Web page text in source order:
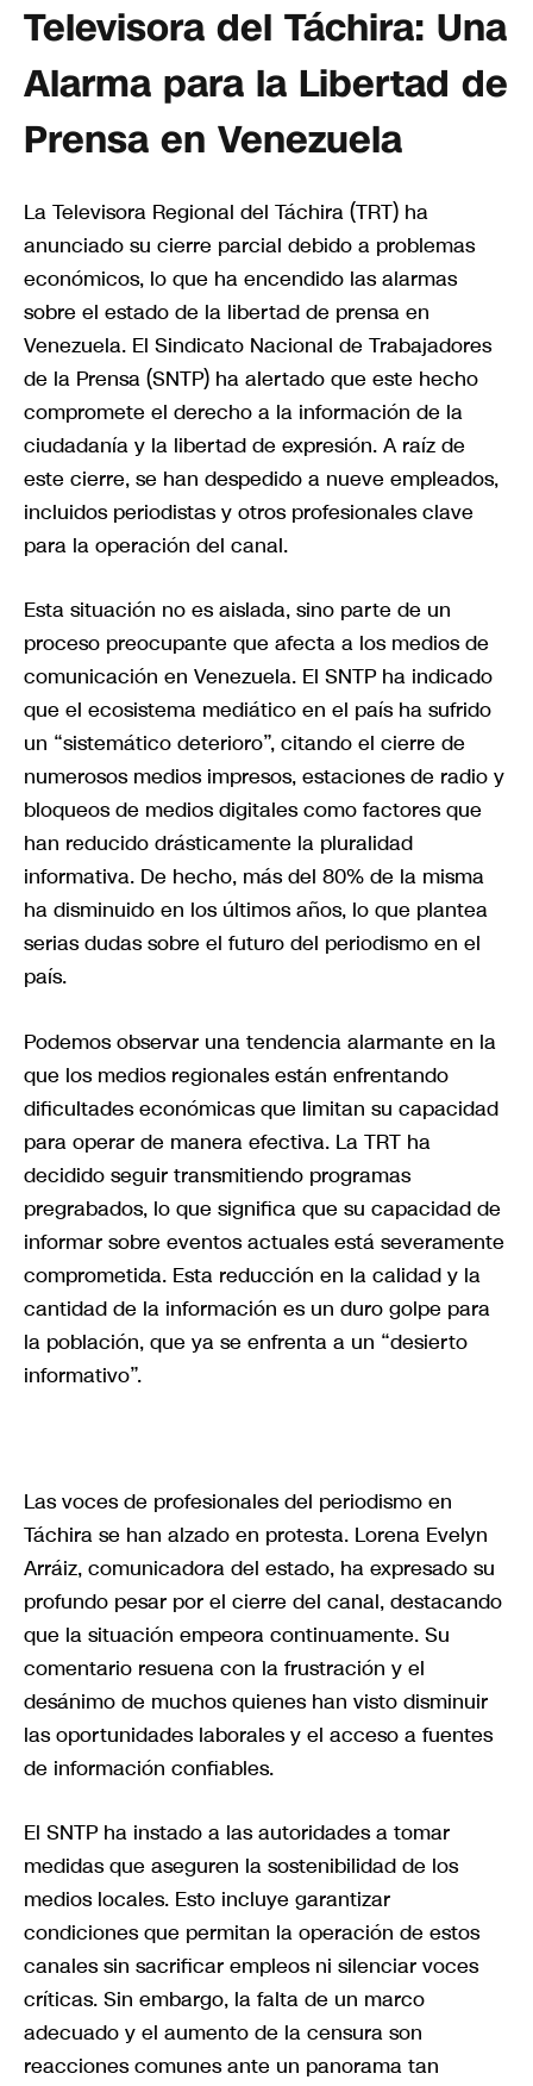
Televisora del Táchira: Una
Alarma para la Libertad de
Prensa en Venezuela
La Televisora Regional del Táchira (TRT) ha
anunciado su cierre parcial debido a problemas
económicos, lo que ha encendido las alarmas
sobre el estado de la libertad de prensa en
Venezuela. El Sindicato Nacional de Trabajadores
de la Prensa (SNTP) ha alertado que este hecho
compromete el derecho a la información de la
ciudadanía y la libertad de expresión. A raíz de
este cierre, se han despedido a nueve empleados,
incluidos periodistas y otros profesionales clave
para la operación del canal.
Esta situación no es aislada, sino parte de un
proceso preocupante que afecta a los medios de
comunicación en Venezuela. El SNTP ha indicado
que el ecosistema mediático en el país ha sufrido
un “sistemático deterioro”, citando el cierre de
numerosos medios impresos, estaciones de radio y
bloqueos de medios digitales como factores que
han reducido drásticamente la pluralidad
informativa. De hecho, más del 80% de la misma
ha disminuido en los últimos años, lo que plantea
serias dudas sobre el futuro del periodismo en el
país.
Podemos observar una tendencia alarmante en la
que los medios regionales están enfrentando
dificultades económicas que limitan su capacidad
para operar de manera efectiva. La TRT ha
decidido seguir transmitiendo programas
pregrabados, lo que significa que su capacidad de
informar sobre eventos actuales está severamente
comprometida. Esta reducción en la calidad y la
cantidad de la información es un duro golpe para
la población, que ya se enfrenta a un “desierto
informativo”.
Las voces de profesionales del periodismo en
Táchira se han alzado en protesta. Lorena Evelyn
Arráiz, comunicadora del estado, ha expresado su
profundo pesar por el cierre del canal, destacando
que la situación empeora continuamente. Su
comentario resuena con la frustración y el
desánimo de muchos quienes han visto disminuir
las oportunidades laborales y el acceso a fuentes
de información confiables.
El SNTP ha instado a las autoridades a tomar
medidas que aseguren la sostenibilidad de los
medios locales. Esto incluye garantizar
condiciones que permitan la operación de estos
canales sin sacrificar empleos ni silenciar voces
críticas. Sin embargo, la falta de un marco
adecuado y el aumento de la censura son
reacciones comunes ante un panorama tan